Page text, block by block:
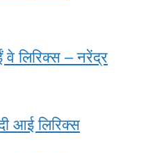
वे लिरिक्स – नरेंद्र
आई लिरिक्स